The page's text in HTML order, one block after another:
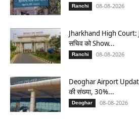
Ranchi 08-08-2026
Jharkhand High Court:
सचिव को Show...
Ranchi 08-08-2026
Deoghar Airport
की संख्या, 30%...
Deoghar 08-08-2026